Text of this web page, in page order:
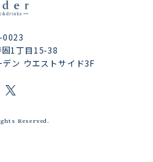
0023
1丁目15-38
ン ウエストサイド3F
Reserved.